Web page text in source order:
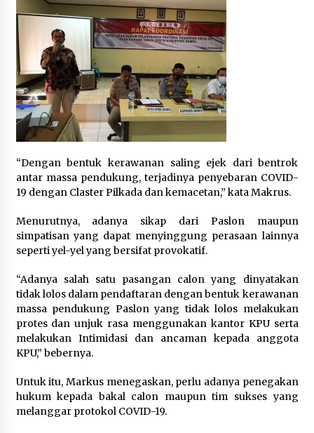
“Dengan bentuk kerawanan saling ejek dari bentrok
antar massa pendukung, terjadinya penyebaran COVID-
19 dengan Claster Pilkada dan kemacetan,” kata Makrus.
Menurutnya, adanya sikap dari Paslon maupun
simpatisan yang dapat menyinggung perasaan lainnya
seperti yel-yel yang bersifat provokatif.
“Adanya salah satu pasangan calon yang dinyatakan
tidak lolos dalam pendaftaran dengan bentuk kerawanan
massa pendukung Paslon yang tidak lolos melakukan
protes dan unjuk rasa menggunakan kantor KPU serta
melakukan Intimidasi dan ancaman kepada anggota
KPU,” bebernya.
Untuk itu, Markus menegaskan, perlu adanya penegakan
hukum kepada bakal calon maupun tim sukses yang
melanggar protokol COVID-19.